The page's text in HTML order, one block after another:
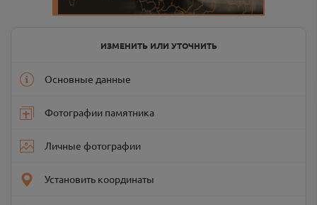
ИЗМЕНИТЬ ИЛИ УТОЧНИТЬ
Основные данные
Фотографии памятника
Личные фотографии
Установить координаты